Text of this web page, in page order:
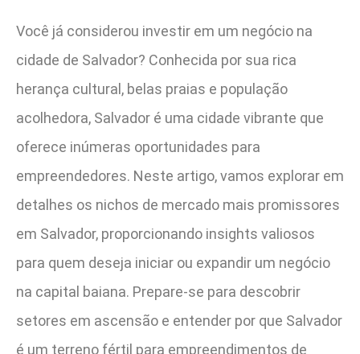
Você já considerou investir em um negócio na
cidade de Salvador? Conhecida por sua rica
herança cultural, belas praias e população
acolhedora, Salvador é uma cidade vibrante que
oferece inúmeras oportunidades para
empreendedores. Neste artigo, vamos explorar em
detalhes os nichos de mercado mais promissores
em Salvador, proporcionando insights valiosos
para quem deseja iniciar ou expandir um negócio
na capital baiana. Prepare-se para descobrir
setores em ascensão e entender por que Salvador
é um terreno fértil para empreendimentos de